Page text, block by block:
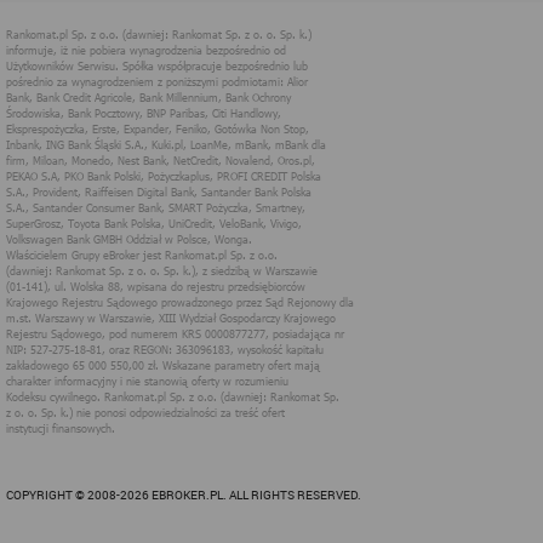
COPYRIGHT © 2008-2026 EBROKER.PL. ALL RIGHTS RESERVED.
innych podobnych technologii do zapisywania informacji o
sposobie korzystania przez użytkownika z tych stron
internetowych.
Każdy użytkownik ma prawo wyboru w zakresie udostępniania
informacji, które go dotyczą.
1. Pliki "cookies"
Pliki typu "cookies" ("ciasteczka"), to informacje, zapisywane
przez przeglądarkę użytkownika, obejmujące zawartość tekstową
które mogą zawierać dane osobowe w postaci adresu IP
komputera oraz unikalnego identyfikatora urządzenia zapisanego w
pliku. Pliki te nie są przechowywane na serwerach spółki, a dane z
nich są odczytywane jedynie podczas wizyty na stronie. Dzięki
plikom cookies strony internetowe pamiętają preferencje
użytkownika, np. ulubione strony internetowe. Pliki cookies nie
identyfikują użytkownika poprzez takie dane jak imię czy nazwisko
i nie są zbierane w ramach technologii cookies, nie mają wpływu
na sprzęt i oprogramowanie użytkownika. Więcej informacji o
plikach "cookies" można znaleźć na stronie
ies.org/
2. W jakim celu wykorzystywane są pliki
Informacje zapisane w plikach cookies pomagają w dostosowaniu